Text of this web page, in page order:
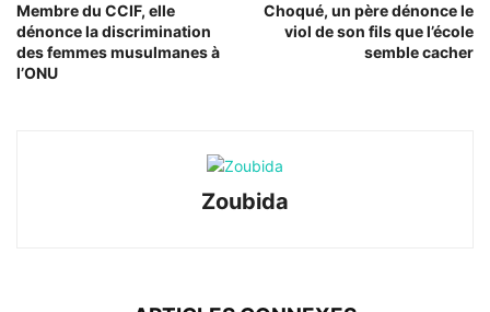
Membre du CCIF, elle
dénonce la discrimination
des femmes musulmanes à
l’ONU
Choqué, un père dénonce le
viol de son fils que l’école
semble cacher
Zoubida